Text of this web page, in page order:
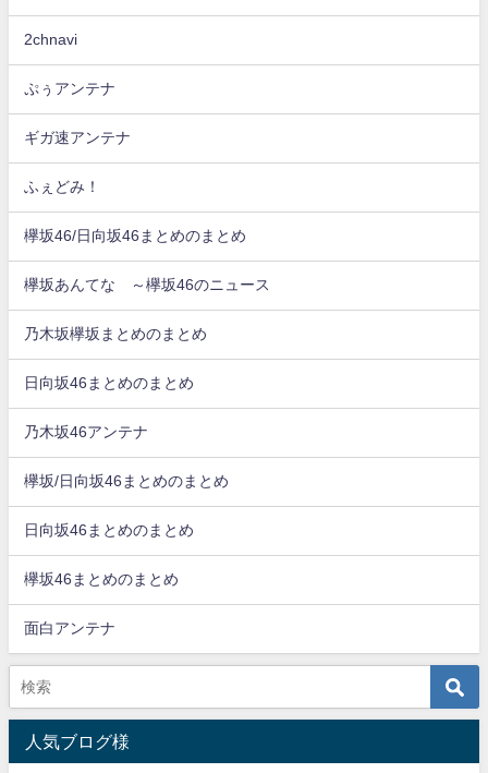
2chnavi
ぷぅアンテナ
ギガ速アンテナ
ふぇどみ！
欅坂46/日向坂46まとめのまとめ
欅坂あんてな ～欅坂46のニュース
乃木坂欅坂まとめのまとめ
日向坂46まとめのまとめ
乃木坂46アンテナ
欅坂/日向坂46まとめのまとめ
日向坂46まとめのまとめ
欅坂46まとめのまとめ
面白アンテナ
人気ブログ様